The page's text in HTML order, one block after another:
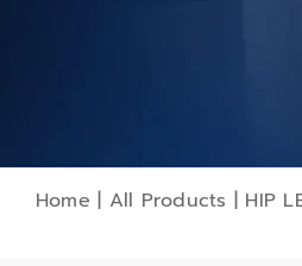
Home | All Products | HIP